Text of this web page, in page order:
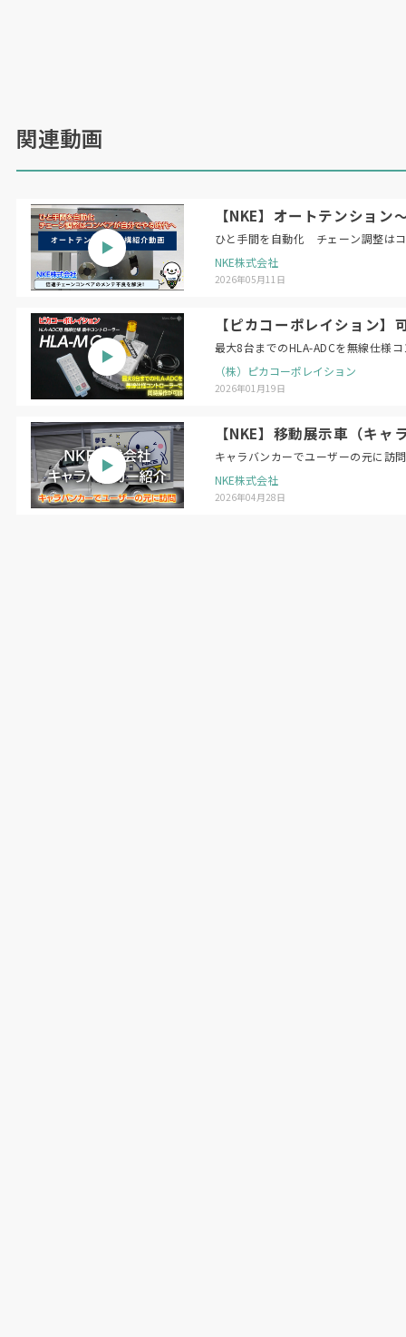
関連動画
【NKE】オートテンショ
ひと手間を自動化 チェーン調整は
NKE株式会社
2026年05月11日
【ピカコーポレイション
最大8台までのHLA-ADCを無線仕様
（株）ピカコーポレイション
2026年01月19日
【NKE】移動展示車（キ
キャラバンカーでユーザーの元に訪問
NKE株式会社
2026年04月28日